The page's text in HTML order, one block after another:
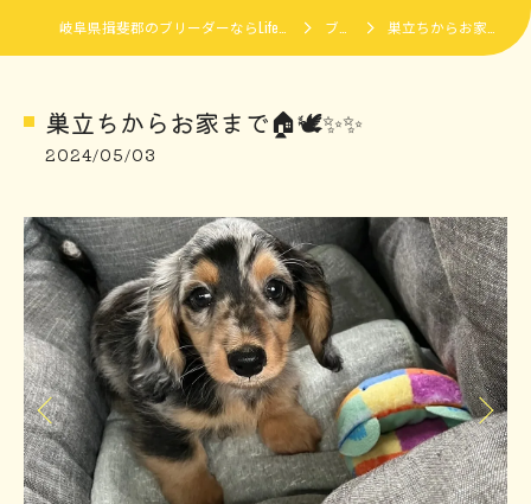
ブログ 巣立ちからお家まで🏠🕊️✨✨
巣立ちからお家まで🏠🕊️✨✨
2024/05/03